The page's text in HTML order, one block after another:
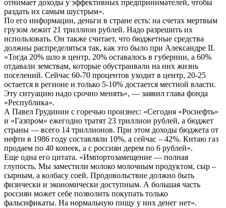
отнимает доходы у эффективных предпринимателей, чтобы
раздать их самым шустрым».
По его информации, деньги в стране есть: на счетах мертвым
грузом лежит 21 триллион рублей. Надо разрешить их
использовать. Он также считает, что бюджетные средства
должны распределяться так, как это было при Александре II.
«Тогда 20% шло в центр, 20% оставалось в губернии, а 60%
отдавали земствам, которые обустраивали на них жизнь
поселений. Сейчас 60-70 процентов уходит в центр, 20-25
остается в регионе и только 5-10% достается местной власти.
Эту ситуацию надо срочно менять», — заявил глава фонда
«Республика».
А Павел Грудинин с горечью произнес: «Сегодня «Роснефть»
и «Газпром» ежегодно тратят 23 триллион рублей, а бюджет
страны — всего 14 триллионов. При этом доходы бюджета от
нефти в 1986 году составляли 10%, а сейчас – 42%. Китаю газ
продаем по 40 копеек, а с россиян дерем по 6 рублей».
Еще одна его цитата. «Импортозамещение — полная
глупость. Мы заместили молоко молочным продуктом, сыр –
сырным, а колбасу соей. Продовольствие должно быть
физически и экономически доступным. А большая часть
россиян может себе позволить покупать только
фальсификаты. На нормальную пищу у них денег нет».